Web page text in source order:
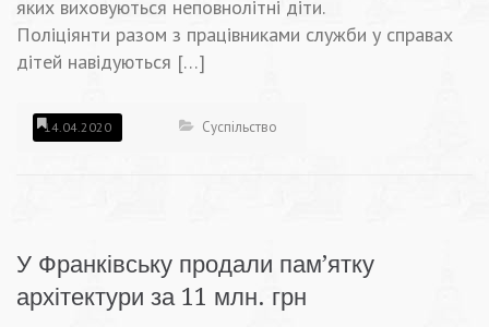
яких виховуються неповнолітні діти.
Поліціянти разом з працівниками служби у справах
дітей навідуються […]
14.04.2020 Суспільство
У Франківську продали пам’ятку
архітектури за 11 млн. грн